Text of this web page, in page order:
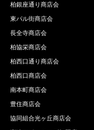
柏銀座通り商店会
東パル街商店会
長全寺商店会
柏協栄商店会
柏西口通り商店会
柏西口商店会
南本町商店会
豊住商店会
協同組合光ヶ丘商店会